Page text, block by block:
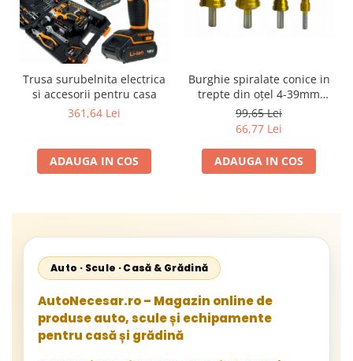
Trusa surubelnita electrica
si accesorii pentru casa
361,64 Lei
ADAUGA IN COS
Burghie spiralate conice in
trepte din oțel 4-39mm
4elemente
99,65 Lei
66,77 Lei
ADAUGA IN COS
Auto · Scule · Casă & Grădină
AutoNecesar.ro – Magazin online de
produse auto, scule și echipamente
pentru casă și grădină